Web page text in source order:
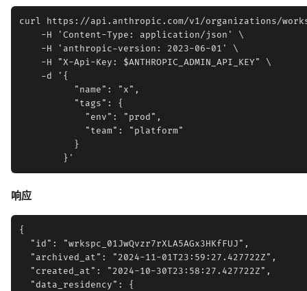
curl https://api.anthropic.com/v1/organizations/
    -H 'Content-Type: application/json' \
    -H 'anthropic-version: 2023-06-01' \
    -H "X-Api-Key: $ANTHROPIC_ADMIN_API_KEY" \
    -d '{
          "name": "x",
          "tags": {
            "env": "prod",
            "team": "platform"
          }
响应
{
  "id": "wrkspc_01JwQvzr7rXLA5AGx3HKfFUJ",
  "archived_at": "2024-11-01T23:59:27.427722Z",
  "created_at": "2024-10-30T23:58:27.427722Z",
  "data_residency": {